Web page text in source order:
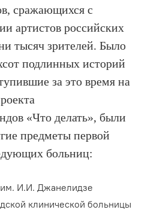
сражающихся с
артистов российских
тысяч зрителей. Было
подлинных историй
за это время на
«Что делать», были
предметы первой
больниц:
И.И. Джанелидзе
клинической больницы